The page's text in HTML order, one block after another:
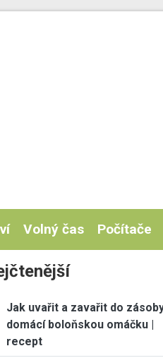
Volný čas Počítače
Jak uvařit a zavařit do
domácí boloňskou omáčku |
recept